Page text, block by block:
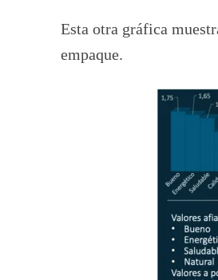
Esta otra gráfica
empaque.